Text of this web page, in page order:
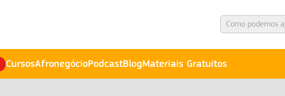
CursosAfronegócioPodcastBlogMateriais Gratuitos